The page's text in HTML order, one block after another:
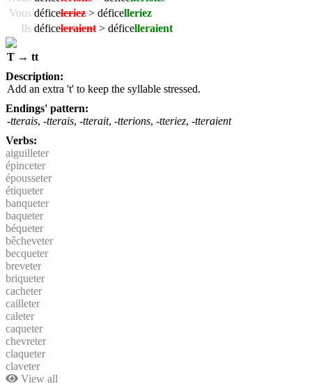
Vous déficeleriez > déficelleriez
Ils déficeleraient > déficelleraient
T → tt
Description:
Add an extra 't' to keep the syllable stressed.
Endings' pattern:
-tterais, -tterais, -tterait, -tterions, -tteriez, -tteraient
Verbs:
aiguilleter
épinceter
épousseter
étiqueter
banqueter
baqueter
béqueter
bêcheveter
becqueter
breveter
briqueter
cacheter
cailleter
caleter
caqueter
chevreter
claqueter
claveter
View all